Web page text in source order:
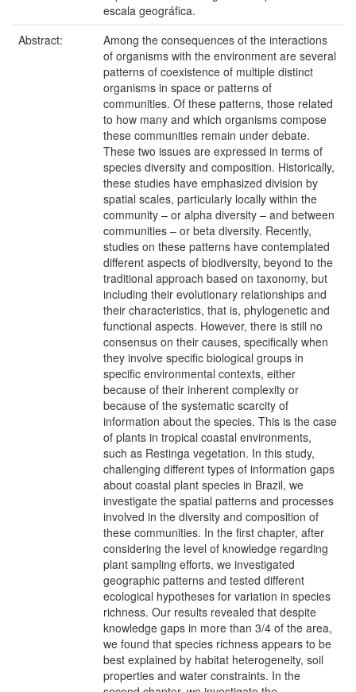
escala geográfica.
Abstract:
Among the consequences of the interactions
of organisms with the environment are several
patterns of coexistence of multiple distinct
organisms in space or patterns of
communities. Of these patterns, those related
to how many and which organisms compose
these communities remain under debate.
These two issues are expressed in terms of
species diversity and composition. Historically,
these studies have emphasized division by
spatial scales, particularly locally within the
community – or alpha diversity – and between
communities – or beta diversity. Recently,
studies on these patterns have contemplated
different aspects of biodiversity, beyond to the
traditional approach based on taxonomy, but
including their evolutionary relationships and
their characteristics, that is, phylogenetic and
functional aspects. However, there is still no
consensus on their causes, specifically when
they involve specific biological groups in
specific environmental contexts, either
because of their inherent complexity or
because of the systematic scarcity of
information about the species. This is the case
of plants in tropical coastal environments,
such as Restinga vegetation. In this study,
challenging different types of information gaps
about coastal plant species in Brazil, we
investigate the spatial patterns and processes
involved in the diversity and composition of
these communities. In the first chapter, after
considering the level of knowledge regarding
plant sampling efforts, we investigated
geographic patterns and tested different
ecological hypotheses for variation in species
richness. Our results revealed that despite
knowledge gaps in more than 3/4 of the area,
we found that species richness appears to be
best explained by habitat heterogeneity, soil
properties and water constraints. In the